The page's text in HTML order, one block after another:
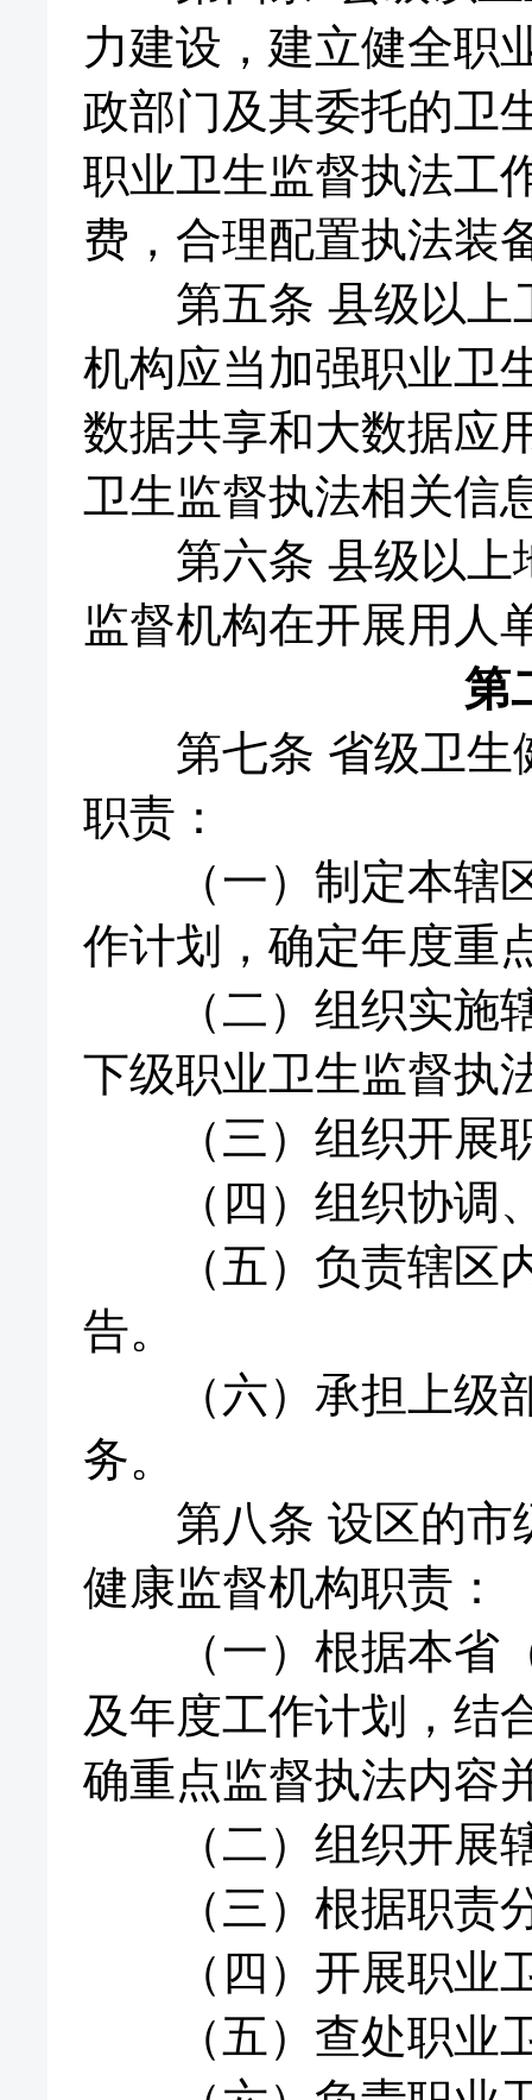
力建设，建立健全职
政部门及其委托的卫
职业卫生监督执法工
费，合理配置执法装
第五条 县级以上
机构应当加强职业卫
数据共享和大数据应
卫生监督执法相关信
第六条 县级以上
监督机构在开展用人
第
第七条 省级卫生
职责：
（一）制定本辖区
作计划，确定年度重
（二）组织实施辖
下级职业卫生监督执
（三）组织开展职
（四）组织协调、
（五）负责辖区内
告。
（六）承担上级部
务。
第八条 设区的市
健康监督机构职责：
（一）根据本省（
及年度工作计划，结
确重点监督执法内容
（二）组织开展辖
（三）根据职责分
（四）开展职业卫
（五）查处职业